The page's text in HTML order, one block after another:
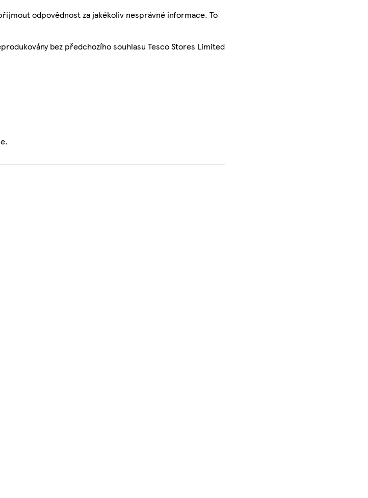
odpovědnost za jakékoliv nesprávné informace. To
bez předchozího souhlasu Tesco Stores Limited